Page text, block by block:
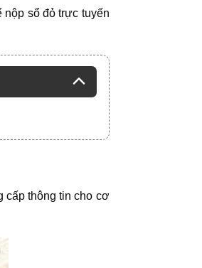
nộp sổ đỏ trực tuyến
cấp thông tin cho cơ